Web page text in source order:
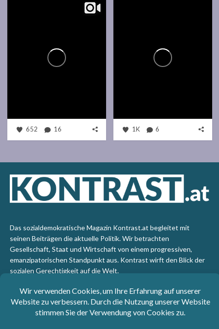
652 16 1K 6
Das sozialdemokratische Magazin Kontrast.at begleitet mit
seinen Beiträgen die aktuelle Politik. Wir betrachten
Gesellschaft, Staat und Wirtschaft von einem progressiven,
emanzipatorischen Standpunkt aus. Kontrast wirft den Blick der
sozialen Gerechtigkeit auf die Welt.
Impressum: SPÖ-Klub - 1017 Wien - Telefon: +43 1 40110-
3393 - e-mail: redaktion@kontrast.at -
Datenschutzerklärung